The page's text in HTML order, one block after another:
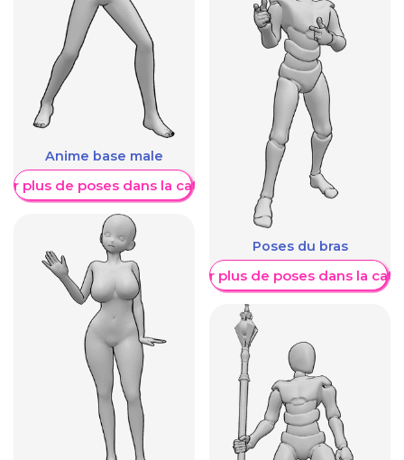
Anime base male
plus de poses dans la catégorie
Poses du bras
Afficher plus de poses dans la